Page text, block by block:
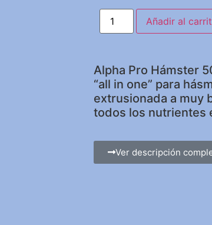
Añadir al
Alpha Pro Hámster
“all in one” para
extrusionada a muy
todos los nutrientes
Ver descripción